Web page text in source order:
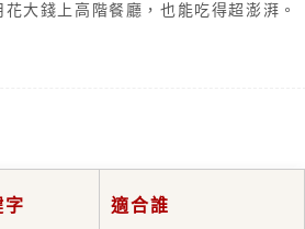
大錢上高階餐廳，也能吃得超澎湃。
字 適合誰